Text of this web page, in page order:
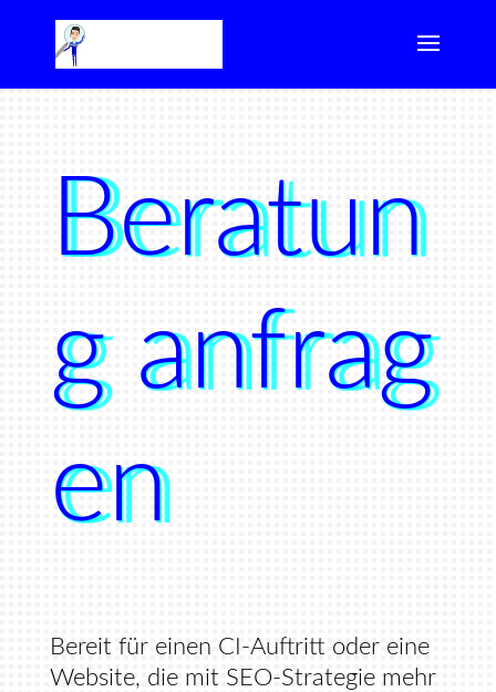
Beratun
g anfrag
en
Bereit für einen CI-Auftritt oder eine
Website, die mit SEO-Strategie mehr